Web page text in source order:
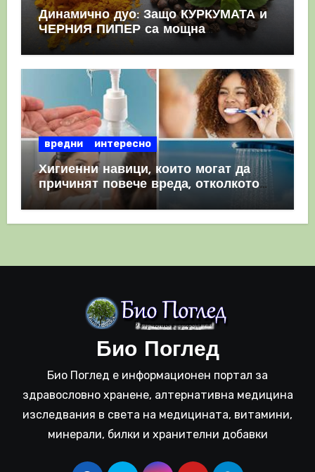
Динамично дуо: Защо КУРКУМАТА и
ЧЕРНИЯ ПИПЕР са мощна
комбинация
вредни интересно
Хигиенни навици, които могат да
причинят повече вреда, отколкото
полза
Био Поглед
Био Поглед е информационен портал за
здравословно хранене, алтернативна медицина
изследвания в света на медицината, витамини,
минерали, билки и хранителни добавки